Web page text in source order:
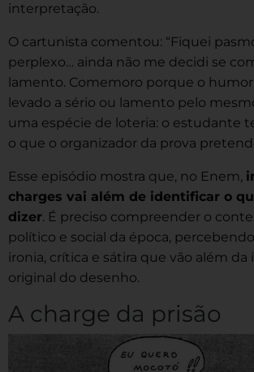
interpretação.
O cartunista comentou: “Fiquei
perplexo… ainda não me decidi se
lamento. Comemoro porque o
levado a sério ou lamento pelo
uma espécie de loteria: o estudante
o que o organizador da prova
Esse episódio mostra que, no Enem,
charges vai além de identificar o
dizer. É preciso compreender o
político e social da época,
ironia, crítica e sátira que vão além da
original do desenho.
A charge da prisão